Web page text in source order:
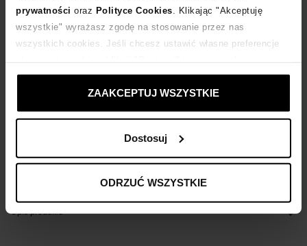
prywatności oraz Polityce Cookies . Klikając "Akceptuję
wszystkie" wyrażasz zgodę na stosowanie przez nas
wszystkich cookies. Jeśli chcesz ustawić własne preferencje
ustawienia prywatności.
ZAAKCEPTUJ WSZYSTKIE
Dostosuj
ODRZUĆ WSZYSTKIE
od 0 zł
Kup teraz, Zapłać później!
Opis produktu